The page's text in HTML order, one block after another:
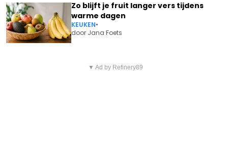
Zo blijft je fruit langer vers tijdens
warme dagen
KEUKEN•
door Jana Foets
SALAR UIT 'BIG BROTHER' LAAT
▼ Ad by Refinery89